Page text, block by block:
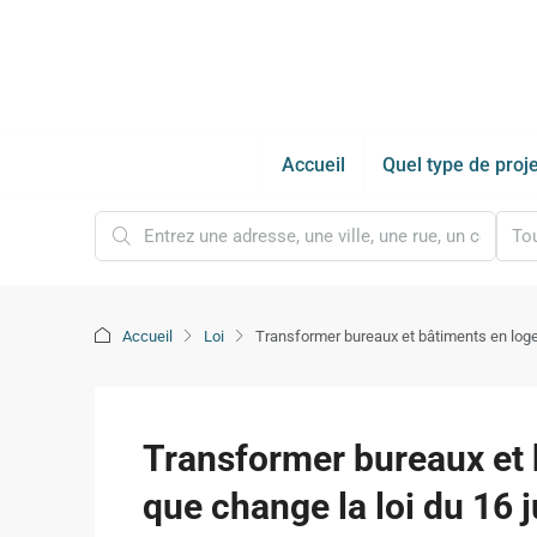
Accueil Quel type de
Accueil Loi Transformer bureaux et bâtiments en
Transformer bureaux
que change la loi du 16